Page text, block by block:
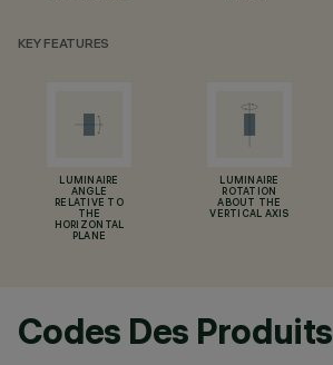
KEY FEATURES
LUMINAIRE
ANGLE
RELATIVE TO
THE
HORIZONTAL
PLANE
LUMINAIRE
ROTATION
ABOUT THE
VERTICAL AXIS
Codes Des Produits